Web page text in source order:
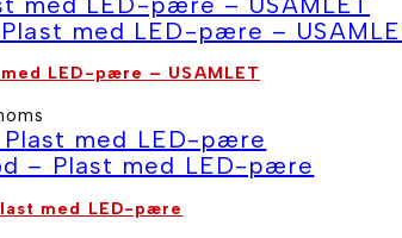
LED-pære – USAMLET
med LED-pære